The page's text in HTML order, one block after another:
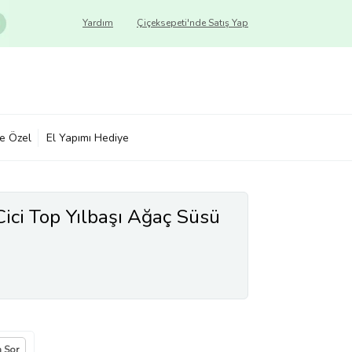
Çiçeksepeti'nde Satış Yap
Yardım
Özel El Yapımı Hediye
Top Yılbaşı Ağaç Süsü